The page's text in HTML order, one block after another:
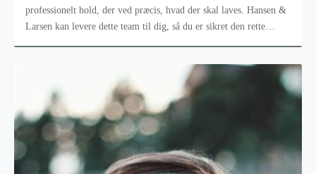
professionelt hold, der ved præcis, hvad der skal laves. Hansen &
Larsen kan levere dette team til dig, så du er sikret den rette